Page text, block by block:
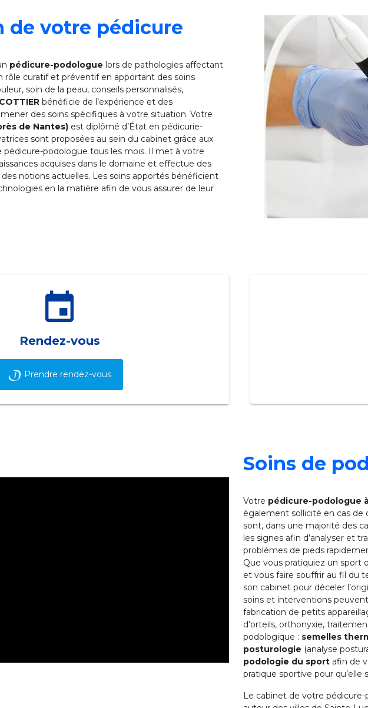
de votre pédicure
pédicure-podologue lors de pathologies affectant
rôle curatif et préventif en apportant des soins
soin de la peau, conseils personnalisés,
bénéficie de l’expérience et des
des soins spécifiques à votre situation. Votre
de Nantes) est diplômé d’État en pédicurie-
sont proposées au sein du cabinet grâce aux
podologue tous les mois. Il met à votre
acquises dans le domaine et effectue des
notions actuelles. Les soins apportés bénéficient
en la matière afin de vous assurer de leur
event
Rendez-vous
Prendre rendez-vous
Soins de
Votre pédicure-podologue
également sollicité en cas de
sont, dans une majorité des
les signes afin d’analyser et
problèmes de pieds
Que vous pratiquiez un sport
et vous faire souffrir au fil du
son cabinet pour déceler
soins et interventions
fabrication de petits
d’orteils, orthonyxie,
podologique : semelles
posturologie (analyse
podologie du sport afin de
pratique sportive pour qu’elle
Le cabinet de votre